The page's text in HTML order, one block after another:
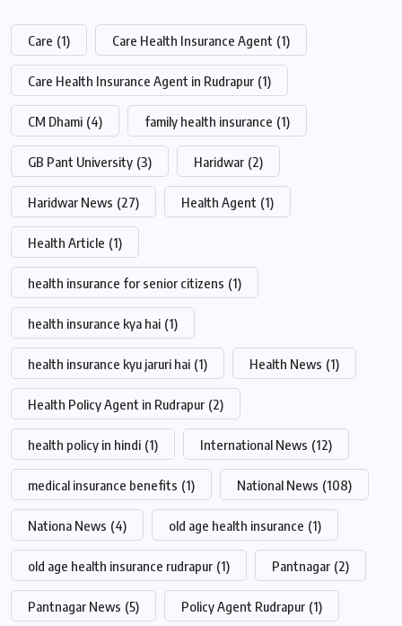
Care (1) Care Health Insurance Agent (1)
Care Health Insurance Agent in Rudrapur (1)
CM Dhami (4) family health insurance (1)
GB Pant University (3) Haridwar (2)
Haridwar News (27) Health Agent (1)
Health Article (1)
health insurance for senior citizens (1)
health insurance kya hai (1)
health insurance kyu jaruri hai (1) Health News (1)
Health Policy Agent in Rudrapur (2)
health policy in hindi (1) International News (12)
medical insurance benefits (1) National News (108)
Nationa News (4) old age health insurance (1)
old age health insurance rudrapur (1) Pantnagar (2)
Pantnagar News (5) Policy Agent Rudrapur (1)